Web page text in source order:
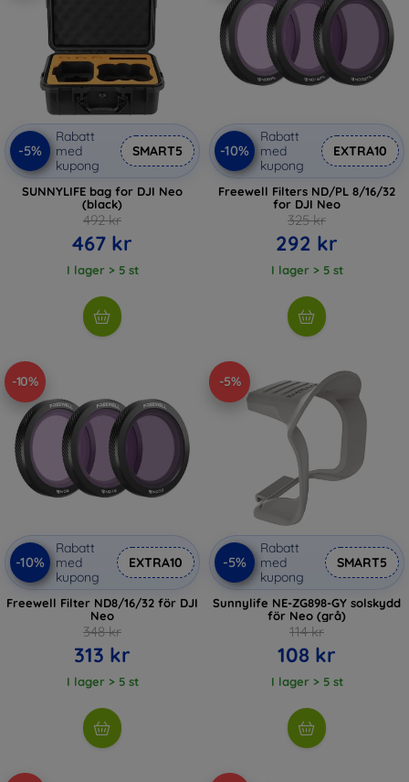
-5%
Rabatt
med
kupong
SMART5
SUNNYLIFE bag for DJI Neo
(black)
492 kr
467 kr
I lager > 5 st
-10%
Rabatt
med
kupong
EXTRA10
Freewell Filters ND/PL 8/16/32
for DJI Neo
325 kr
292 kr
I lager > 5 st
-10%
-10%
Rabatt
med
kupong
EXTRA10
Freewell Filter ND8/16/32 för DJI
Neo
348 kr
313 kr
I lager > 5 st
-5%
-5%
Rabatt
med
kupong
SMART5
Sunnylife NE-ZG898-GY solskydd
för Neo (grå)
114 kr
108 kr
I lager > 5 st